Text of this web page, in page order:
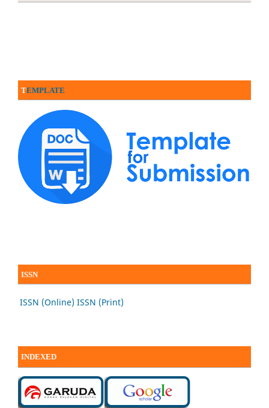
TEMPLATE
ISSN
ISSN (Online) ISSN (Print)
INDEXED